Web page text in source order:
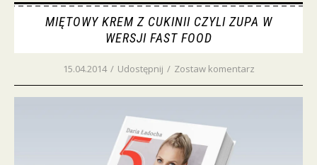
MIĘTOWY KREM Z CUKINII CZYLI ZUPA W
WERSJI FAST FOOD
15.04.2014 / Udostępnij / Zostaw komentarz